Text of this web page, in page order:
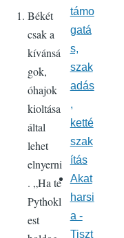
Békét
csak a
kívánsá
gok,
óhajok
kioltása
által
lehet
elnyerni
. „Ha te
Pythokl
est
támo
gatá
s,
szak
adás
,
ketté
szak
ítás
Akat
harsi
a -
Tiszt